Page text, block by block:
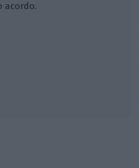
acordo.